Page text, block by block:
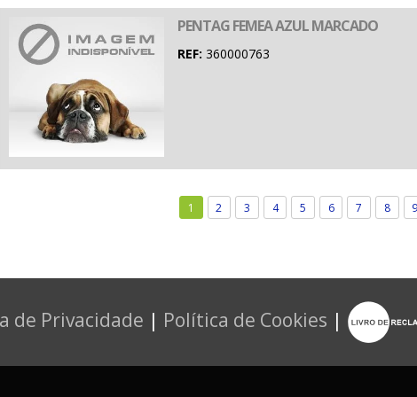
PENTAG FEMEA AZUL MARCADO
REF: 360000763
1 2 3 4 5 6 7 8 9
de Privacidade | Política de Cookies |